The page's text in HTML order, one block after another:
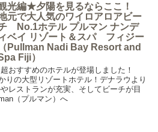
光編★夕陽を見るならここ！
元で大人気のワイロアロアビー
No.1ホテル プルマン ナンデ
ィベイ リゾート＆スパ フィジー
（Pullman Nadi Bay Resort and
Fiji）
おすすめのホテルが登場しました！
りの大型リゾートホテル！デナラウより
レストランが充実、そしてビーチが目
（プルマン）へ